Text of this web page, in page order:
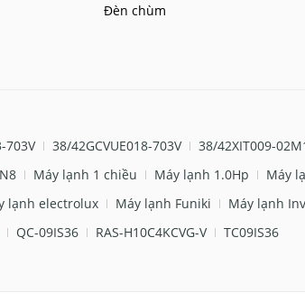
Đèn chùm
703V 38/42GCVUE018-703V 38/42XIT009-
Máy lạnh 1 chiều Máy lạnh 1.0Hp Máy
lạnh electrolux Máy lạnh Funiki Máy lạnh
QC-09IS36 RAS-H10C4KCVG-V TC09IS36